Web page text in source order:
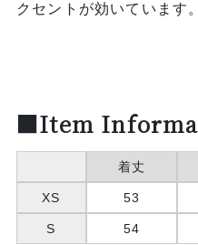
クセントが効いています。
■Item
着丈
XS 53
S 54